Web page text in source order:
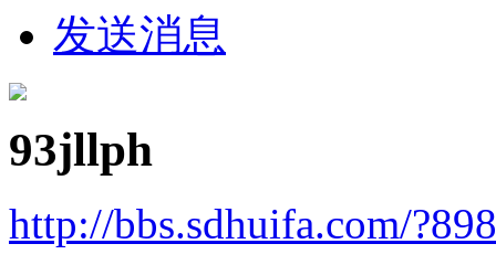
发送消息
93jllph
http://bbs.sdhuifa.com/